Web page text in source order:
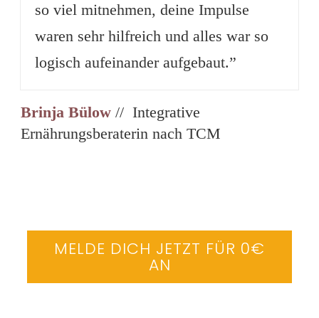
so viel mitnehmen, deine Impulse
waren sehr hilfreich und alles war so
logisch aufeinander aufgebaut.”
Brinja Bülow // Integrative
Ernährungsberaterin nach TCM
MELDE DICH JETZT FÜR 0€
AN